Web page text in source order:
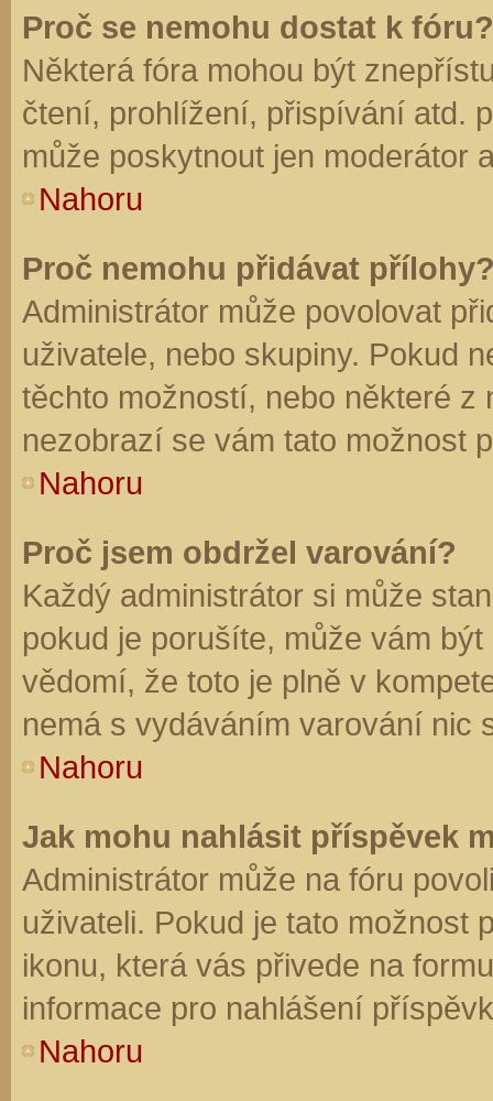
Proč se nemohu dostat k fóru?
Některá fóra mohou být
čtení, prohlížení, přispívání atd.
může poskytnout jen moderátor
Nahoru
Proč nemohu přidávat
Administrátor může povolovat
uživatele, nebo skupiny. Pokud
těchto možností, nebo některé z
nezobrazí se vám tato možnost
Nahoru
Proč jsem obdržel varování?
Každý administrátor si může
pokud je porušíte, může vám
vědomí, že toto je plně v
nemá s vydáváním varování nic
Nahoru
Jak mohu nahlásit příspěvek
Administrátor může na fóru
uživateli. Pokud je tato možnost
ikonu, která vás přivede na
informace pro nahlášení
Nahoru